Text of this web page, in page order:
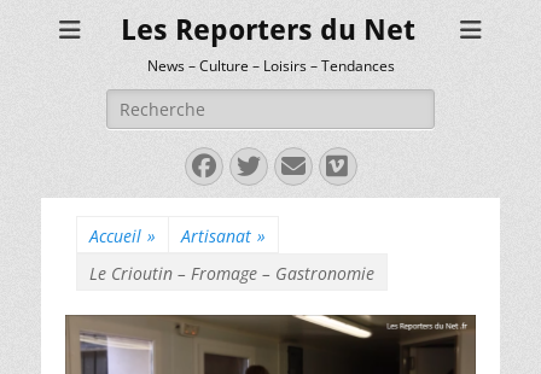
Les Reporters du Net
News – Culture – Loisirs – Tendances
Rechercher :
Facebook
Twitter
E-
mail
Vimeo
Accueil » Artisanat »
Le Crioutin – Fromage – Gastronomie